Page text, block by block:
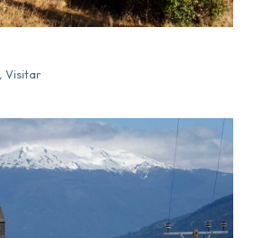
,Visitar